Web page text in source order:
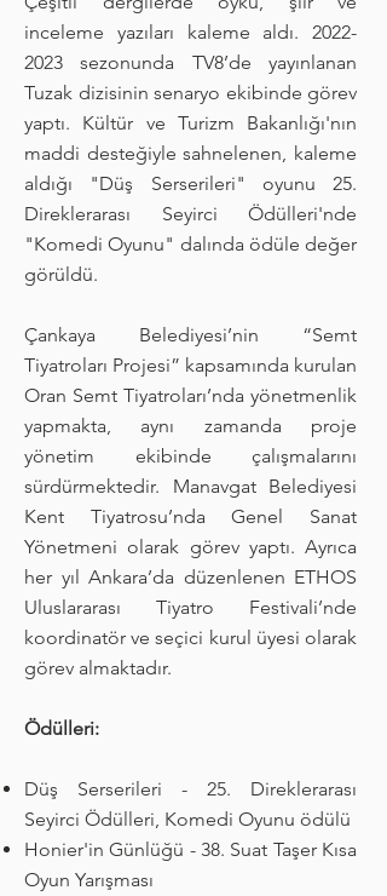
inceleme yazıları kaleme aldı. 2022-
2023 sezonunda TV8’de yayınlanan
Tuzak dizisinin senaryo ekibinde görev
yaptı. Kültür ve Turizm Bakanlığı'nın
maddi desteğiyle sahnelenen, kaleme
aldığı "Düş Serserileri" oyunu 25.
Direklerarası Seyirci Ödülleri'nde
"Komedi Oyunu" dalında ödüle değer
görüldü.
Çankaya Belediyesi’nin “Semt
Tiyatroları Projesi” kapsamında kurulan
Oran Semt Tiyatroları’nda yönetmenlik
yapmakta, aynı zamanda proje
yönetim ekibinde çalışmalarını
sürdürmektedir. Manavgat Belediyesi
Kent Tiyatrosu’nda Genel Sanat
Yönetmeni olarak görev yaptı. Ayrıca
her yıl Ankara’da düzenlenen ETHOS
Uluslararası Tiyatro Festivali’nde
koordinatör ve seçici kurul üyesi olarak
görev almaktadır.
Ödülleri:
Düş Serserileri - 25. Direklerarası
Seyirci Ödülleri, Komedi Oyunu ödülü
Honier'in Günlüğü - 38. Suat Taşer Kısa
Oyun Yarışması